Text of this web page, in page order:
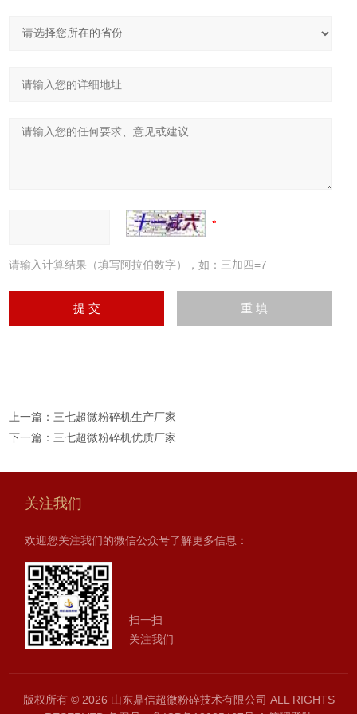
请输入计算结果（填写阿拉伯数字），如：三加四=7
上一篇：三七超微粉碎机生产厂家
下一篇：三七超微粉碎机优质厂家
关注我们
欢迎您关注我们的微信公众号了解更多信息：
扫一扫
关注我们
版权所有 © 2026 山东鼎信超微粉碎技术有限公司 ALL RIGHTS